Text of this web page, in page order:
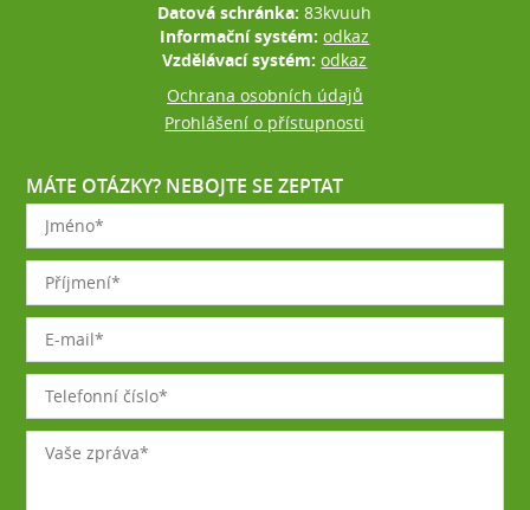
Datová schránka:83kvuuh
Informační systém:odkaz
Vzdělávací systém:odkaz
Ochrana osobních údajů
Prohlášení o přístupnosti
MÁTE OTÁZKY? NEBOJTE SE ZEPTAT